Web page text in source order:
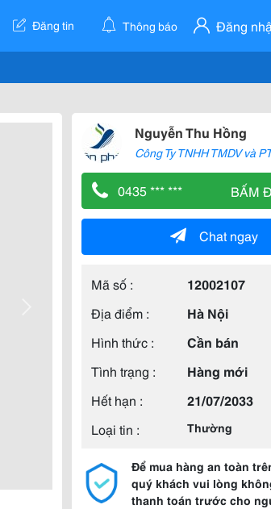
Đăng tin Thông báo Đăng
Nguyễn Thu Hồng
Công Ty TNHH TMDV và
0435 *** *** BẤM
Chat ngay
Mã số :
12002107
Địa điểm :
Hà Nội
Hình thức :
Cần bán
Tình trạng :
Hàng mới
Hết hạn :
21/07/2033
Loại tin :
Thường
Để mua hàng an toàn
quý khách vui lòng
thanh toán trước cho